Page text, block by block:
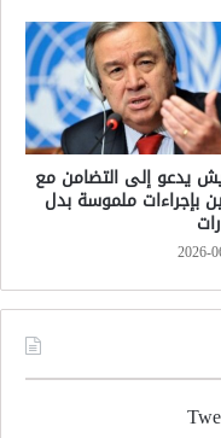
يدعو إلى التضامن مع
بإجراءات ملموسة بدل
2026-